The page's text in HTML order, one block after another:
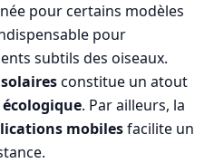
pour certains modèles
pour
subtils des oiseaux.
constitue un atout
. Par ailleurs, la
mobilesfacilite un